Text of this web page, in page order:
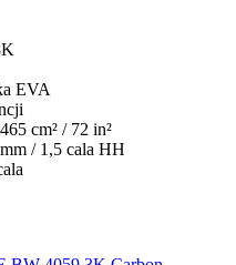
EVA
cm² / 72 in²
/ 1,5 cala HH